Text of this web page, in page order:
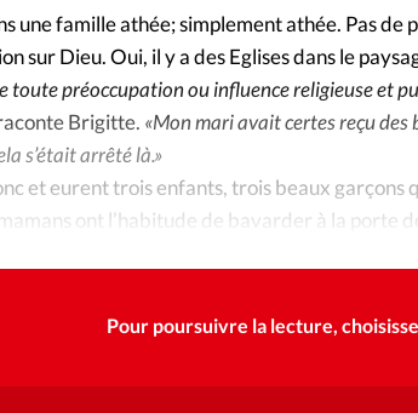
Opinions
Aujourd'hui
des Eglises
Vie Intérieure
une famille athée; simplement athée. Pas de
sur Dieu. Oui, il y a des Eglises dans le
toute préoccupation ou influence religieuse et
Brigitte. «Mon mari avait certes reçu des
s’était arrêté là.»
et eurent trois enfants, trois beaux garçons
ont l’habitude de bavarder à la porte
Pour poursuivre la lecture,